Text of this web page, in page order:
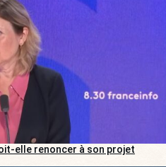
elle renoncer à son projet